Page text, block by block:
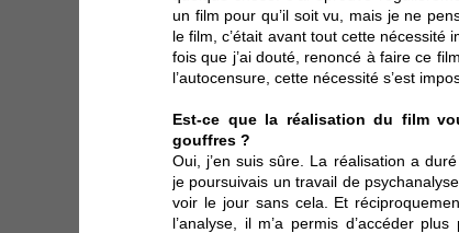
un film pour qu’il soit vu, mais je ne
le film, c’était avant tout cette nécessité
fois que j’ai douté, renoncé à faire ce
l’autocensure, cette nécessité s’est
Est-ce que la réalisation du film
gouffres ?
Oui, j’en suis sûre. La réalisation a
je poursuivais un travail de
voir le jour sans cela. Et
l’analyse, il m’a permis d’accéder